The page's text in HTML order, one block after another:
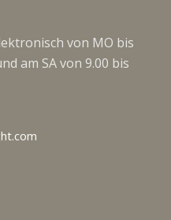
von MO bis
am SA von 9.00 bis